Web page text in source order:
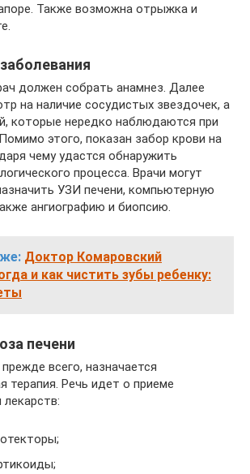
Также возможна отрыжка и
должен собрать анамнез. Далее
на наличие сосудистых звездочек, а
которые нередко наблюдаются при
этого, показан забор крови на
чему удастся обнаружить
процесса. Врачи могут
УЗИ печени, компьютерную
ангиографию и биопсию.
Доктор Комаровский
и как чистить зубы ребенку:
печени
всего, назначается
терапия. Речь идет о приеме
лекарств: